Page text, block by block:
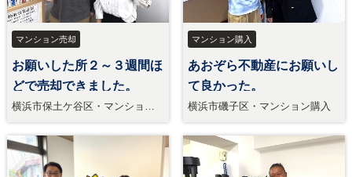
マンション売却
お願いした所２～３週間ほ
どで売却できました。
横浜市保土ケ谷区・マンション
マンション購入
あおぞら不動産にお願いし
て良かった。
横浜市磯子区・マンション購入